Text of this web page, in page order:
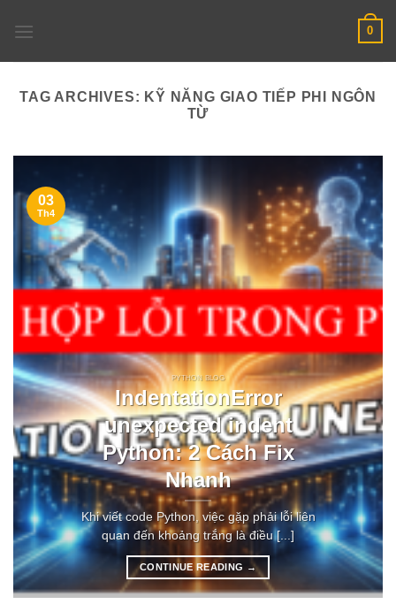
0
TAG ARCHIVES: KỸ NĂNG GIAO TIẾP PHI NGÔN
TỪ
PYTHON BLOG
IndentationError
unexpected indent
Python: 2 Cách Fix
Nhanh
Khi viết code Python, việc gặp phải lỗi liên
quan đến khoảng trắng là điều [...]
CONTINUE READING →
03
Th4